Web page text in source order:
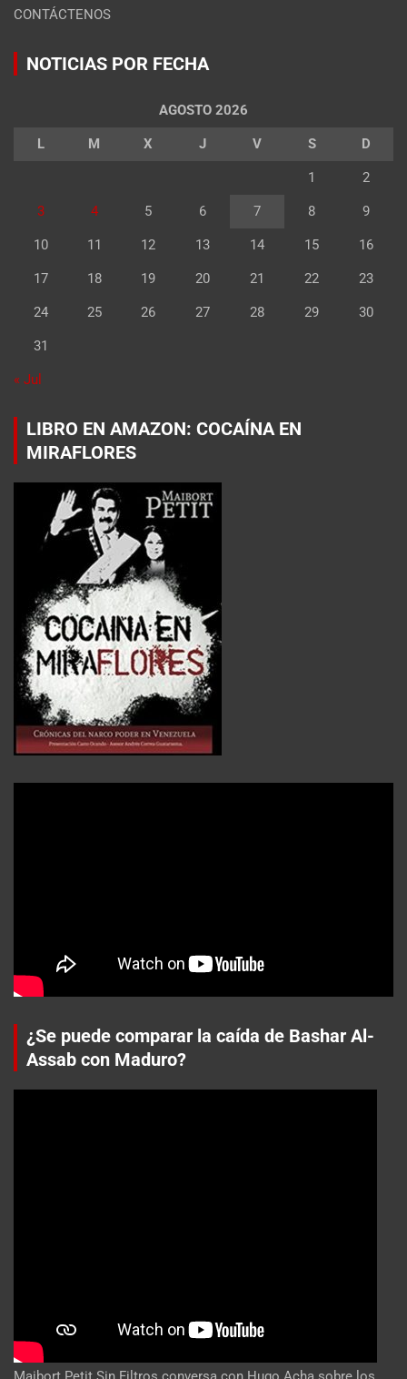
CONTÁCTENOS
NOTICIAS POR FECHA
AGOSTO 2026
L M X J V S D
1 2
3 4 5 6 7 8 9
10 11 12 13 14 15 16
17 18 19 20 21 22 23
24 25 26 27 28 29 30
31
« Jul
LIBRO EN AMAZON: COCAÍNA EN
MIRAFLORES
¿Se puede comparar la caída de Bashar Al-
Assab con Maduro?